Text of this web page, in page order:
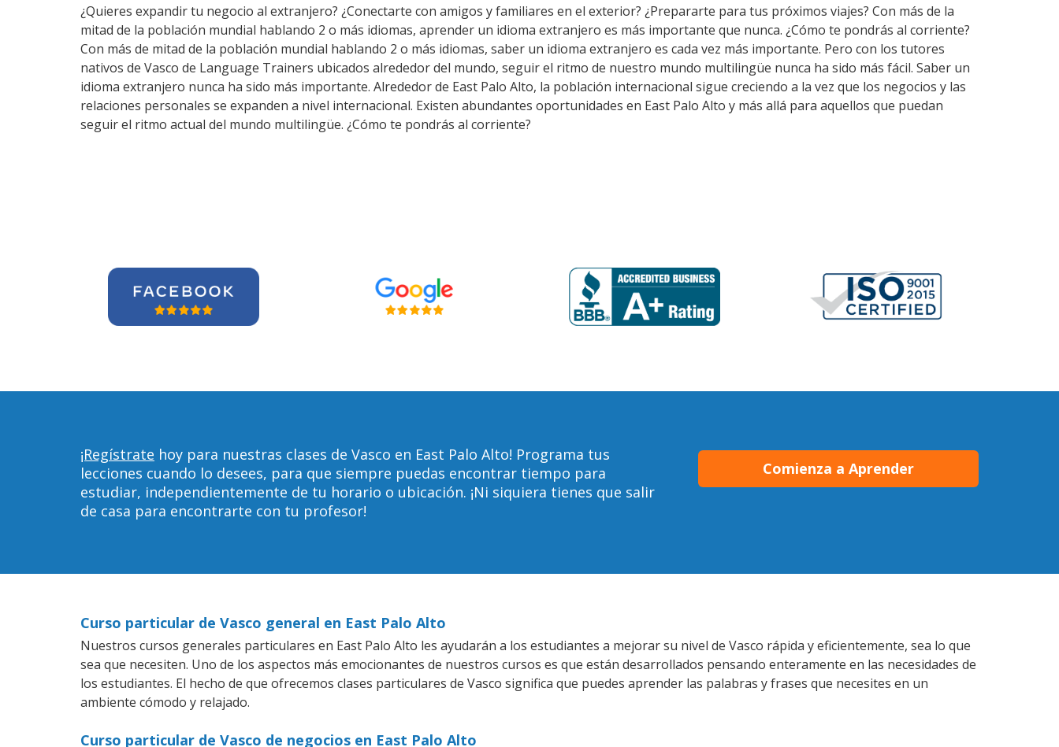
¿Quieres expandir tu negocio al extranjero? ¿Conectarte con amigos y familiares en el exterior? ¿Prepararte para tus próximos viajes? Con más de la
mitad de la población mundial hablando 2 o más idiomas, aprender un idioma extranjero es más importante que nunca. ¿Cómo te pondrás al corriente?
Con más de mitad de la población mundial hablando 2 o más idiomas, saber un idioma extranjero es cada vez más importante. Pero con los tutores
nativos de Vasco de Language Trainers ubicados alrededor del mundo, seguir el ritmo de nuestro mundo multilingüe nunca ha sido más fácil. Saber un
idioma extranjero nunca ha sido más importante. Alrededor de East Palo Alto, la población internacional sigue creciendo a la vez que los negocios y las
relaciones personales se expanden a nivel internacional. Existen abundantes oportunidades en East Palo Alto y más allá para aquellos que puedan
seguir el ritmo actual del mundo multilingüe. ¿Cómo te pondrás al corriente?
¡Regístrate hoy para nuestras clases de Vasco en East Palo Alto! Programa tus
lecciones cuando lo desees, para que siempre puedas encontrar tiempo para
estudiar, independientemente de tu horario o ubicación. ¡Ni siquiera tienes que salir
de casa para encontrarte con tu profesor!
Comienza a Aprender
Curso particular de Vasco general en East Palo Alto
Nuestros cursos generales particulares en East Palo Alto les ayudarán a los estudiantes a mejorar su nivel de Vasco rápida y eficientemente, sea lo que
sea que necesiten. Uno de los aspectos más emocionantes de nuestros cursos es que están desarrollados pensando enteramente en las necesidades de
los estudiantes. El hecho de que ofrecemos clases particulares de Vasco significa que puedes aprender las palabras y frases que necesites en un
ambiente cómodo y relajado.
Curso particular de Vasco de negocios en East Palo Alto